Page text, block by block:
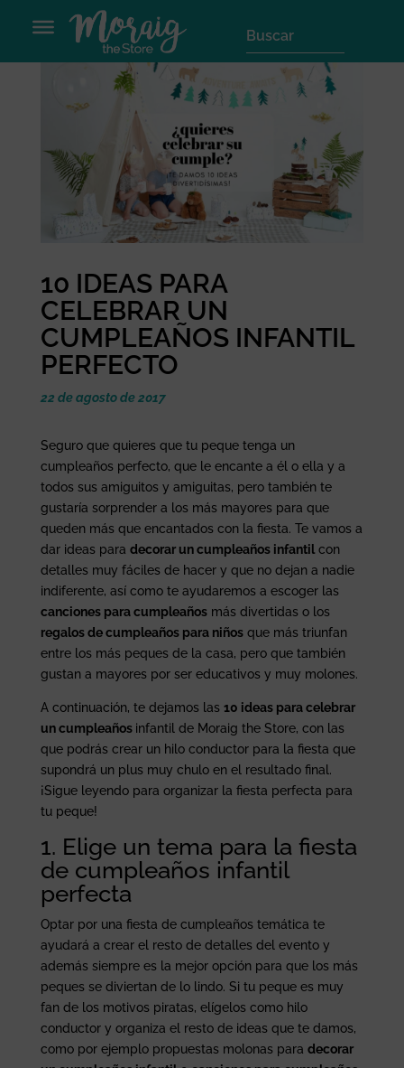
10 IDEAS PARA
CELEBRAR UN
CUMPLEAÑOS INFANTIL
PERFECTO
22 de agosto de 2017
Seguro que quieres que tu peque tenga un
cumpleaños perfecto, que le encante a él o ella y a
todos sus amiguitos y amiguitas, pero también te
gustaría sorprender a los más mayores para que
queden más que encantados con la fiesta. Te vamos a
dar ideas para decorar un cumpleaños infantilcon
detalles muy fáciles de hacer y que no dejan a nadie
indiferente, así como te ayudaremos a escoger las
canciones para cumpleañosmás divertidas o los
regalos de cumpleaños para niñosque más triunfan
entre los más peques de la casa, pero que también
gustan a mayores por ser educativos y muy molones.
A continuación, te dejamos las 10 ideas para celebrar
un cumpleaños infantil de Moraig the Store, con las
que podrás crear un hilo conductor para la fiesta que
supondrá un plus muy chulo en el resultado final.
¡Sigue leyendo para organizar la fiesta perfecta para
tu peque!
1. Elige un tema para la fiesta
de cumpleaños infantil
perfecta
Optar por una fiesta de cumpleaños temática te
ayudará a crear el resto de detalles del evento y
además siempre es la mejor opción para que los más
peques se diviertan de lo lindo. Si tu peque es muy
fan de los motivos piratas, elígelos como hilo
conductor y organiza el resto de ideas que te damos,
como por ejemplo propuestas molonas para decorar